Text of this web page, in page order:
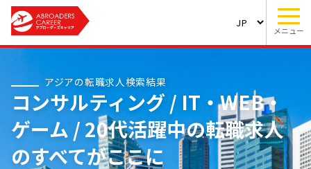
メニュー
アジアの転職求人検索結果
コンサルティング / IT・WEB・
ゲーム / 20代活躍中の転職求人
のすべてがここに